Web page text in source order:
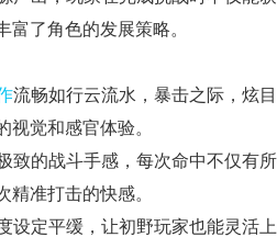
了角色的发展策略。
流畅如行云流水，暴击之际，炫
视觉和感官体验。
致的战斗手感，每次命中不仅有
精准打击的快感。
设定平缓，让初野玩家也能灵活